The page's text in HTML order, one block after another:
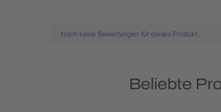
Noch keine Bewertungen für dieses Produkt.
Beliebte